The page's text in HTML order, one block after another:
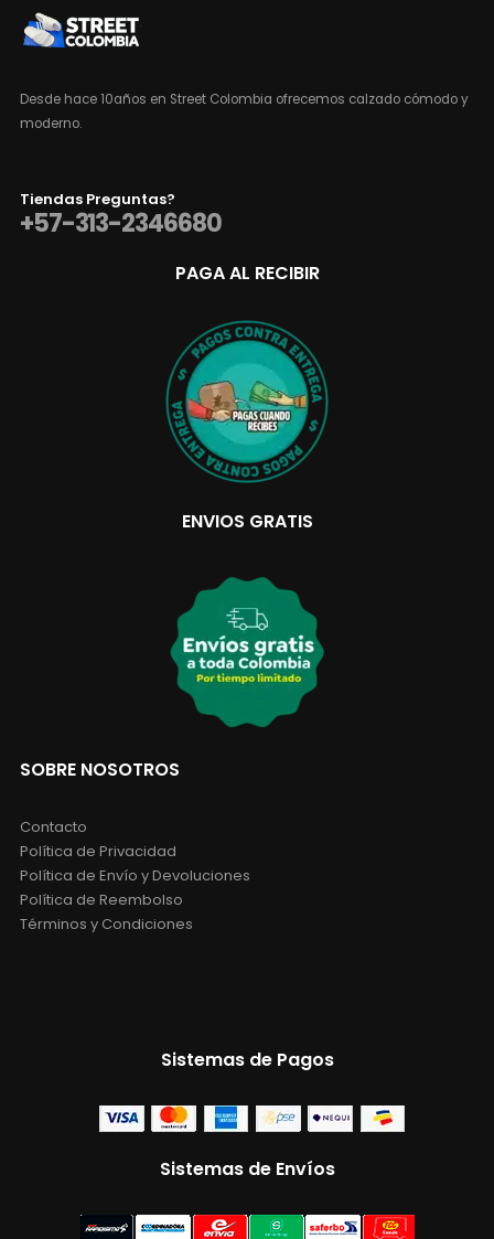
Desde hace 10años en Street Colombia ofrecemos calzado cómodo y
moderno.
Tiendas Preguntas?
+57-313-2346680
PAGA AL RECIBIR
ENVIOS GRATIS
SOBRE NOSOTROS
Contacto
Política de Privacidad
Política de Envío y Devoluciones
Política de Reembolso
Términos y Condiciones
Sistemas de Pagos
Sistemas de Envíos